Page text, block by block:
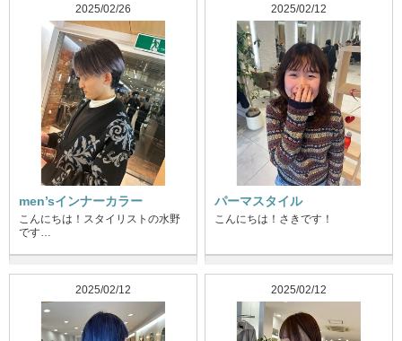
2025/02/26
men’sインナーカラー
こんにちは！スタイリストの水野
です…
2025/02/12
パーマスタイル
こんにちは！さきです！
2025/02/12 2025/02/12